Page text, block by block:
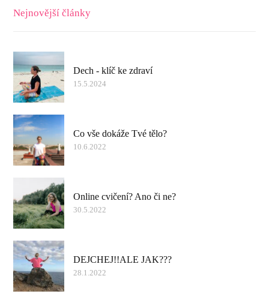
Nejnovější články
Dech - klíč ke zdraví
15.5.2024
Co vše dokáže Tvé tělo?
10.6.2022
Online cvičení? Ano či ne?
30.5.2022
DEJCHEJ!!ALE JAK???
28.1.2022